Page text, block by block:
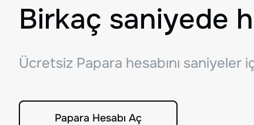
Birkaç saniyede
Ücretsiz Papara hesabını saniyeler
Papara Hesabı Aç